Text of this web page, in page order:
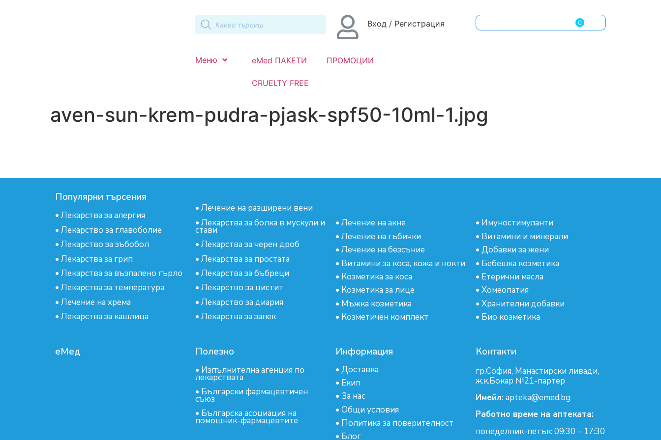
Вход / Регистрация 0
Меню eMed ПАКЕТИ ПРОМОЦИИ
CRUELTY FREE
aven-sun-krem-pudra-pjask-spf50-10ml-1.jpg
Популярни търсения
• Лекарства за алергия
• Лекарство за главоболие
• Лекарство за зъбобол
• Лекарства за грип
• Лекарства за възпалено гърло
• Лекарства за температура
• Лечение на хрема
• Лекарства за кашлица
• Лечение на разширени вени
• Лекарства за болка в мускули и
стави
• Лекарства за черен дроб
• Лекарства за простата
• Лекарства за бъбреци
• Лекарство за цистит
• Лекарство за диария
• Лекарства за запек
• Лечение на акне
• Лечение на гъбички
• Лечение на безсъние
• Витамини за коса, кожа и нокти
• Козметика за коса
• Козметика за лице
• Мъжка козметика
• Козметичен комплект
• Имуностимуланти
• Витамини и минерали
• Добавки за жени
• Бебешка козметика
• Етерични масла
• Хомеопатия
• Хранителни добавки
• Био козметика
еМед Полезно
• Изпълнителна агенция по
лекарствата
• Български фармацевтичен
съюз
• Българска асоциация на
помощник-фармацевтите
Информация
• Доставка
• Екип
• За нас
• Общи условия
• Политика за поверителност
• Блог
Контакти
гр.София, Манастирски ливади,
ж.к.Бокар №21-партер
Имейл:apteka@emed.bg
Работно време на аптеката:
понеделник-петък: 09:30 – 17:30